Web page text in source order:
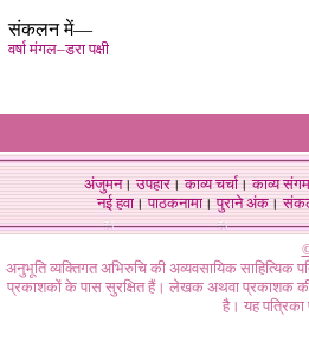
संकलन में—
वर्षा मंगल–डरा पक्षी
अंजुमन।उपहार।काव्य चर्चा।काव्य संगम
नई हवा। पाठकनामा। पुराने अंक।
अनुभूति व्यक्तिगत अभिरुचि की अव्यवसायिक
प्रकाशकों के पास सुरक्षित हैं। लेखक अथवा प्रकाशक की
है। यह पत्रिका